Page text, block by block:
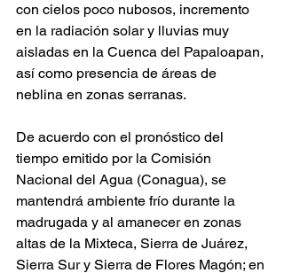
con cielos poco nubosos, incremento
en la radiación solar y lluvias muy
aisladas en la Cuenca del Papaloapan,
así como presencia de áreas de
neblina en zonas serranas.
De acuerdo con el pronóstico del
tiempo emitido por la Comisión
Nacional del Agua (Conagua), se
mantendrá ambiente frío durante la
madrugada y al amanecer en zonas
altas de la Mixteca, Sierra de Juárez,
Sierra Sur y Sierra de Flores Magón; en